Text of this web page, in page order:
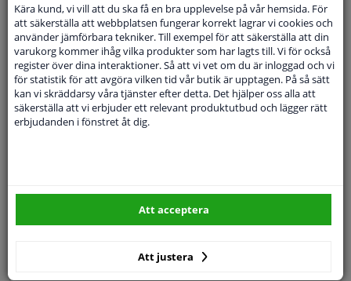
Kundservice:Inte Tillgänglig Via Telefon
Ställ din fråga hos våra produktspecialister.
Frågor Och Svar
Modellmatchande garanti, Hitta rätt bildelar.
Kära kund, vi vill att du ska få en bra upplevelse på vår hemsida. För
att säkerställa att webbplatsen fungerar korrekt lagrar vi cookies och
använder jämförbara tekniker. Till exempel för att säkerställa att din
varukorg kommer ihåg vilka produkter som har lagts till. Vi för också
register över dina interaktioner. Så att vi vet om du är inloggad och vi
för statistik för att avgöra vilken tid vår butik är upptagen. På så sätt
kan vi skräddarsy våra tjänster efter detta. Det hjälper oss alla att
säkerställa att vi erbjuder ett relevant produktutbud och lägger rätt
erbjudanden i fönstret åt dig.
Att justera
Att acceptera